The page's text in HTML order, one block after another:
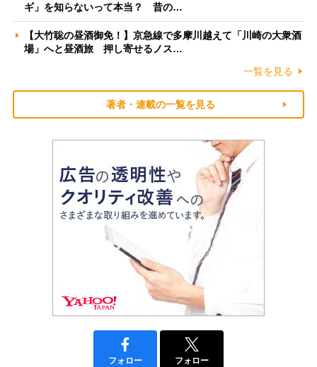
ギ」を知らないって本当？ 昔の…
【大竹聡の昼酒御免！】京急線で多摩川越えて「川崎の大衆酒
場」へと昼酒旅 押し寄せるノス…
一覧を見る
著者・連載の一覧を見る
フォロー フォロー